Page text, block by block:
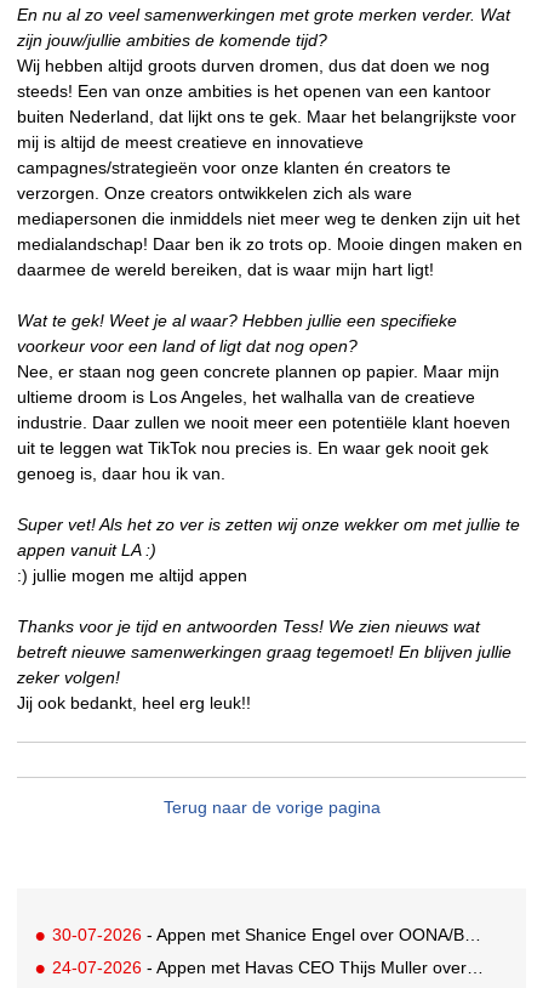
En nu al zo veel samenwerkingen met grote merken verder. Wat
zijn jouw/jullie ambities de komende tijd?
Wij hebben altijd groots durven dromen, dus dat doen we nog
steeds! Een van onze ambities is het openen van een kantoor
buiten Nederland, dat lijkt ons te gek. Maar het belangrijkste voor
mij is altijd de meest creatieve en innovatieve
campagnes/strategieën voor onze klanten én creators te
verzorgen. Onze creators ontwikkelen zich als ware
mediapersonen die inmiddels niet meer weg te denken zijn uit het
medialandschap! Daar ben ik zo trots op. Mooie dingen maken en
daarmee de wereld bereiken, dat is waar mijn hart ligt!
Wat te gek! Weet je al waar? Hebben jullie een specifieke
voorkeur voor een land of ligt dat nog open?
Nee, er staan nog geen concrete plannen op papier. Maar mijn
ultieme droom is Los Angeles, het walhalla van de creatieve
industrie. Daar zullen we nooit meer een potentiële klant hoeven
uit te leggen wat TikTok nou precies is. En waar gek nooit gek
genoeg is, daar hou ik van.
Super vet! Als het zo ver is zetten wij onze wekker om met jullie te
appen vanuit LA :)
:) jullie mogen me altijd appen
Thanks voor je tijd en antwoorden Tess! We zien nieuws wat
betreft nieuwe samenwerkingen graag tegemoet! En blijven jullie
zeker volgen!
Jij ook bedankt, heel erg leuk!!
Terug naar de vorige pagina
30-07-2026 - Appen met Shanice Engel over OONA/BAAS' Human Influence Paper
24-07-2026 - Appen met Havas CEO Thijs Muller over de overname van SportVibes